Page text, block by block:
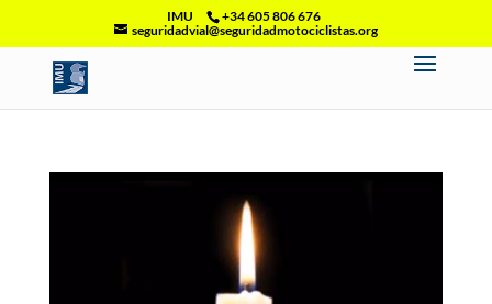
IMU
+34 605 806 676
seguridadvial@seguridadmotociclistas.org